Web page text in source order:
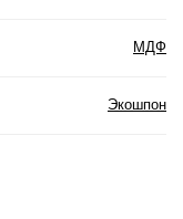
МДФ
Экошпон